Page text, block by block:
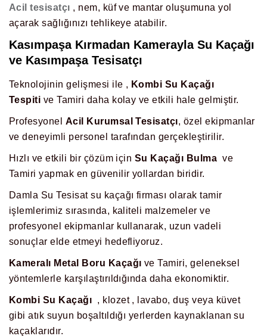
Acil tesisatçı , nem, küf ve mantar oluşumuna yol
açarak sağlığınızı tehlikeye atabilir.
KasımpaşaKırmadan Kamerayla Su Kaçağı
ve KasımpaşaTesisatçı
Teknolojinin gelişmesi ile , Kombi Su Kaçağı
Tespiti ve Tamiri daha kolay ve etkili hale gelmiştir.
Profesyonel Acil Kurumsal Tesisatçı, özel ekipmanlar
ve deneyimli personel tarafından gerçekleştirilir.
Hızlı ve etkili bir çözüm için Su Kaçağı Bulma ve
Tamiri yapmak en güvenilir yollardan biridir.
Damla Su Tesisat su kaçağı firması olarak tamir
işlemlerimiz sırasında, kaliteli malzemeler ve
profesyonel ekipmanlar kullanarak, uzun vadeli
sonuçlar elde etmeyi hedefliyoruz.
Kameralı Metal Boru Kaçağı ve Tamiri, geleneksel
yöntemlerle karşılaştırıldığında daha ekonomiktir.
Kombi Su Kaçağı , klozet , lavabo, duş veya küvet
gibi atık suyun boşaltıldığı yerlerden kaynaklanan su
kaçaklarıdır.